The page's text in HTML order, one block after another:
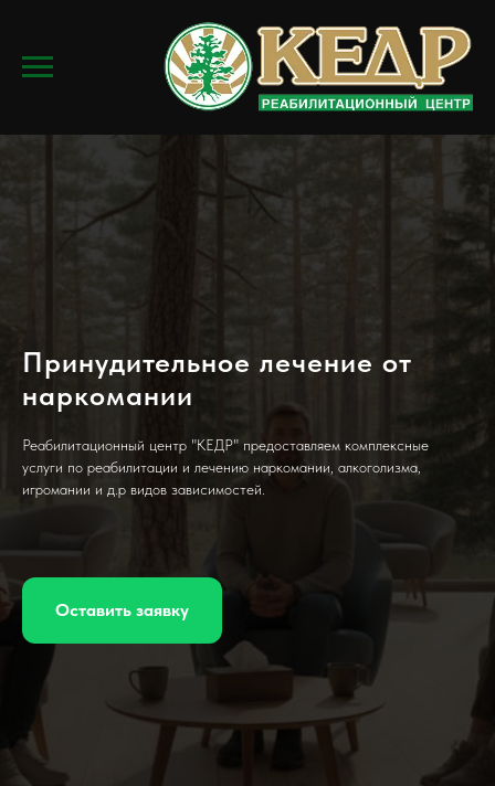
Принудительное лечение от
наркомании
Реабилитационный центр "КЕДР" предоставляем комплексные
услуги по реабилитации и лечению наркомании, алкоголизма,
игромании и д.р видов зависимостей.
Оставить заявку